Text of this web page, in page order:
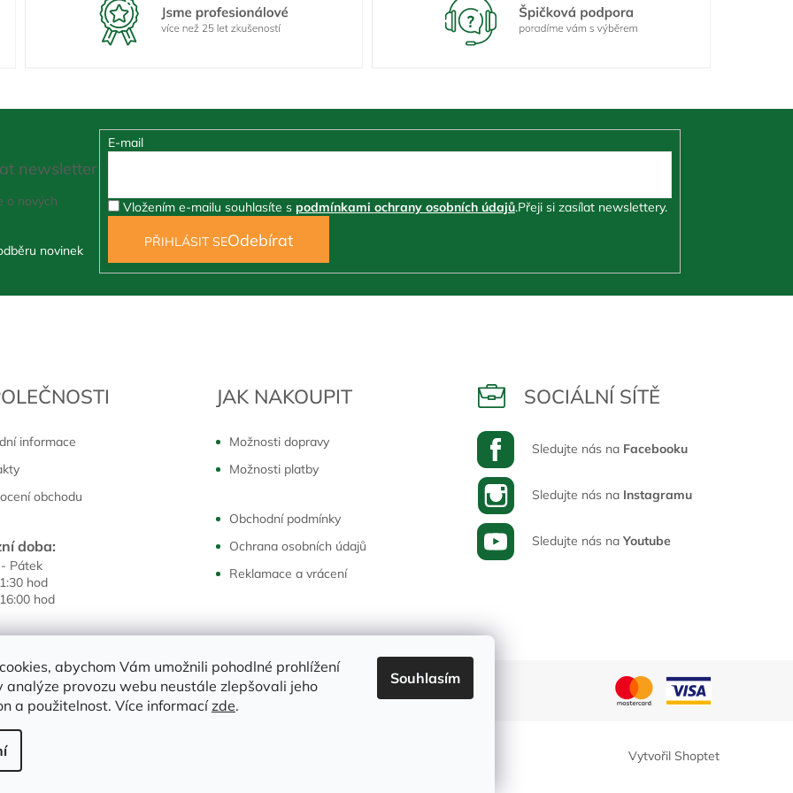
abychom Vám umožnili pohodlné prohlížení
analýze provozu webu neustále zlepšovali jeho
a použitelnost. Více informacízde.
Souhlasím
informace
obchodu
doba:
Pátek
hod
hod
JAK NAKOUPIT
Možnosti dopravy
Možnosti platby
Obchodní podmínky
Ochrana osobních údajů
Reklamace a vrácení
SOCIÁLNÍ SÍTĚ
Sledujte nás na Facebooku
Sledujte nás na Instagramu
Sledujte nás na Youtube
newsletter
o nových
E-mail
Vložením e-mailu souhlasíte s podmínkami ochrany osobních údajů.Přeji si zasílat newslettery.
PŘIHLÁSIT SE
Vytvořil Shoptet
Upravit nastavení cookies